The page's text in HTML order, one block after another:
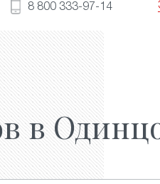
8 800 333-97-14
в